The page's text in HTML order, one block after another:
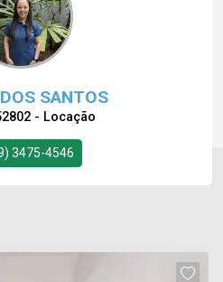
SANTOS
- Locação
3475-4546